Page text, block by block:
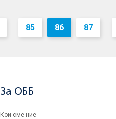
... 85 86 87 ...
За ОББ
Кои сме ние